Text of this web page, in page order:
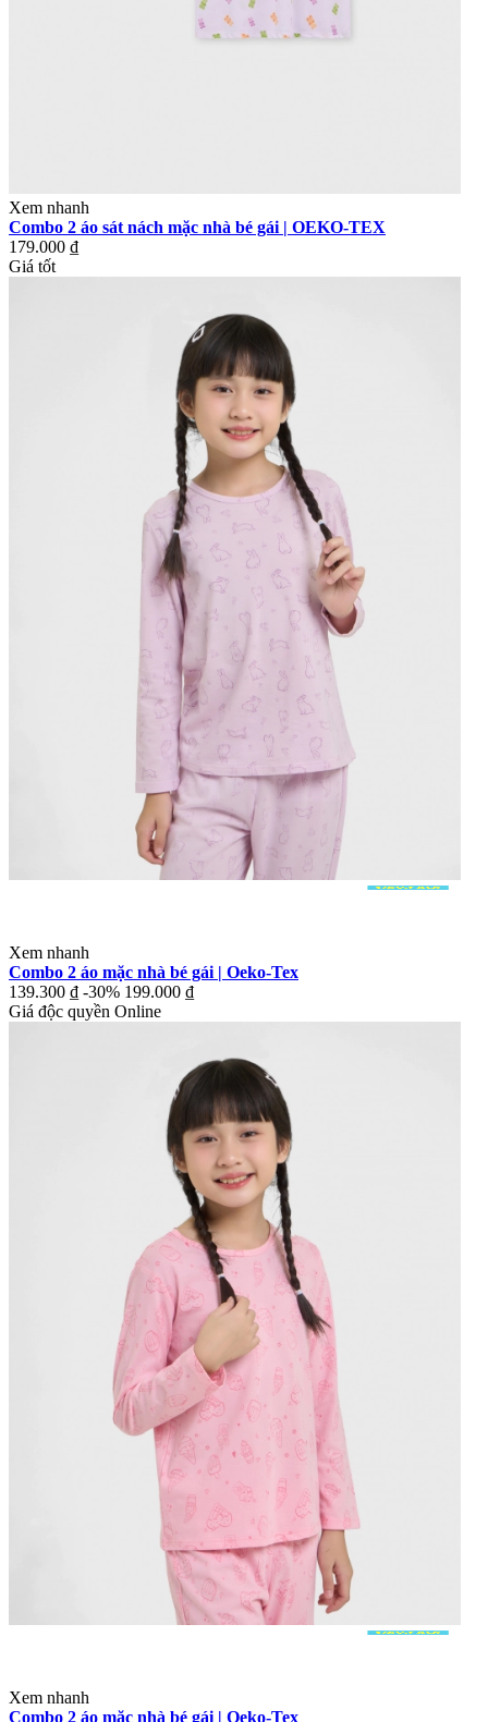
Xem nhanh
Combo 2 áo sát nách mặc nhà bé gái | OEKO-TEX
179.000 ₫
Giá tốt
Xem nhanh
Combo 2 áo mặc nhà bé gái | Oeko-Tex
139.300 ₫ -30% 199.000 ₫
Giá độc quyền Online
Xem nhanh
Combo 2 áo mặc nhà bé gái | Oeko-Tex